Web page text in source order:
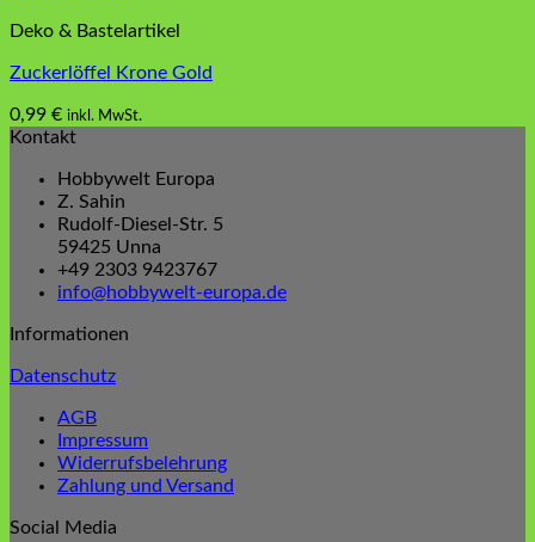
Deko & Bastelartikel
Zuckerlöffel Krone Gold
0,99 € inkl. MwSt.
Kontakt
Hobbywelt Europa
Z. Sahin
Rudolf-Diesel-Str. 5
59425 Unna
+49 2303 9423767
info@hobbywelt-europa.de
Informationen
Datenschutz
AGB
Impressum
Widerrufsbelehrung
Zahlung und Versand
Social Media